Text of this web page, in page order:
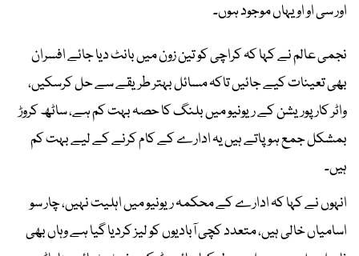
اور سی او او یہاں موجود ہوں۔
نجمی عالم نے کہا کہ کراچی کو تین زون میں بانٹ دیا جائے افسران
بھی تعینات کیے جائیں تاکہ مسائل بہتر طریقے سے حل کرسکیں،
واٹر کارپوریشن کے ریونیو میں بلنگ کا حصہ بہت کم ہے، ساٹھ کروڑ
بمشکل جمع ہوپاتے ہیں یہ ادارے کے کام کرنے کے لیے بہت کم
ہیں۔
انہوں نے کہا کہ ادارے کے محکمہ ریونیو میں اہلیت نہیں، چار سو
اسامیاں خالی ہیں، متعدد کچی آبادیوں کو لیز کردیا گیا ہے وہاں بھی